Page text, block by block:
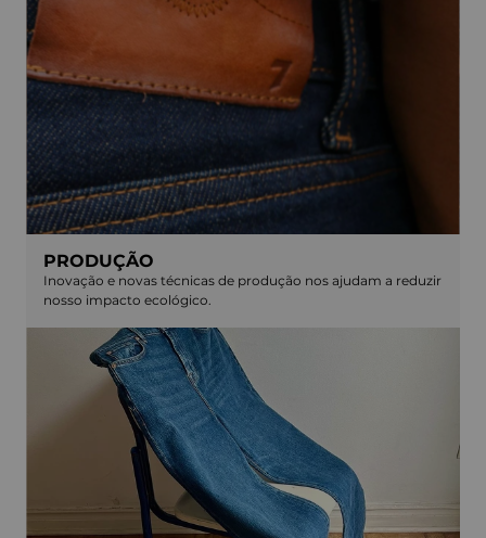
PRODUÇÃO
Inovação e novas técnicas de produção nos ajudam a reduzir
nosso impacto ecológico.